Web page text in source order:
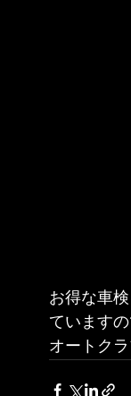
お得な車
ています
オートク